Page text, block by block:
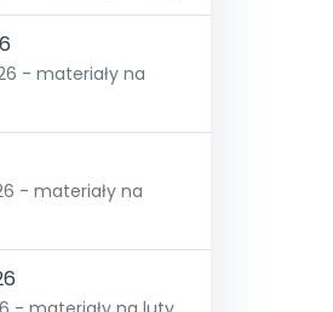
- materiały na
- materiały na